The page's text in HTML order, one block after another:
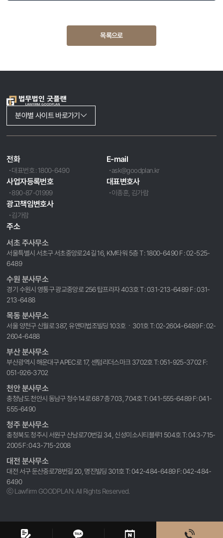
목록으로
분야별 사이트 바로가기
전화
대표번호 : 1800-6490
E-mail
ask@goodplan.kr
사업자등록번호
890-87-01999
대표변호사
이종훈, 김가람
광고책임변호사
김가람
주소
서초 주사무소
서울특별시 서초구 서초중앙로24길 16, KM타워 5층 T : 1800-6490 F : 02-525-
6489
수원 분사무소
경기 수원시 영통구 광교중앙로 256 탑프라자 403호 T : 031-213-6489 F : 031-
213-6488
목동 분사무소
서울 양천구 신월로 387, 유앤미법조빌딩 103호ㆍ301호 T: 02-2604-6489 F: 02-
2604-6488
부산 분사무소
부산광역시 해운대구 APEC로 17, 센텀리더스마크 3702호 T: 051-925-3702 F:
051-926-3702
천안 분사무소
충청남도 천안시 동남구 청수14로 68 7층 703, 704호 T: 041-555-6489 F: 041-
555-6490
청주 분사무소
충청북도 청주시 서원구 산남로70번길 34, 신성미소시티블루1 504호 T: 043-715-
2005 F: 043-715-2008
대전 분사무소
대전 서구 둔산중로78번길 20, 명진빌딩 301호 T: 042-484-6489 F: 042-484-
6490
ⓒ Lawfirm GOODPLAN. All Rights Reserved.